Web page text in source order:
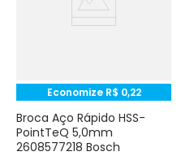
Economize R$ 0,22
Broca Aço Rápido HSS-
PointTeQ 5,0mm
2608577218 Bosch